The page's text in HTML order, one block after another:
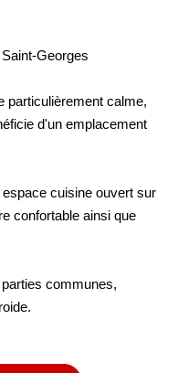
Georges
particulièrement calme,
d'un emplacement
cuisine ouvert sur
confortable ainsi que
communes,